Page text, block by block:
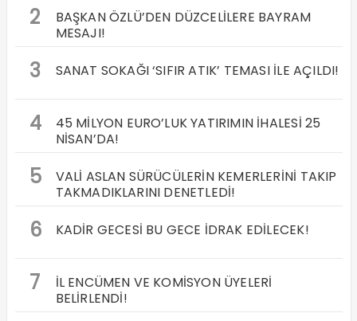
2
BAŞKAN ÖZLÜ’DEN DÜZCELİLERE BAYRAM
MESAJI!
3 SANAT SOKAĞI ‘SIFIR ATIK’ TEMASI İLE AÇILDI!
4
45 MİLYON EURO’LUK YATIRIMIN İHALESİ 25
NİSAN’DA!
5
VALİ ASLAN SÜRÜCÜLERİN KEMERLERİNİ TAKIP
TAKMADIKLARINI DENETLEDİ!
6 KADİR GECESİ BU GECE İDRAK EDİLECEK!
7
İL ENCÜMEN VE KOMİSYON ÜYELERİ
BELİRLENDİ!